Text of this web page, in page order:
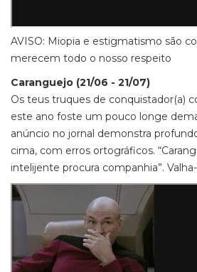
AVISO: Miopia e estigmatismo são
merecem todo o nosso respeito
Caranguejo (21/06 - 21/07)
Os teus truques de conquistador(a)
este ano foste um pouco longe
anúncio no jornal demonstra
cima, com erros ortográficos.
intelijente procura companhia”.